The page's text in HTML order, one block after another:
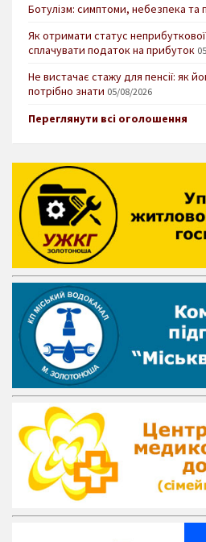
Ботулізм: симптоми, небезпека та
Як отримати статус неприбуткової
сплачувати податок на прибуток
Не вистачає стажу для пенсії: як
потрібно знати 05/08/2026
Переглянути всі оголошення